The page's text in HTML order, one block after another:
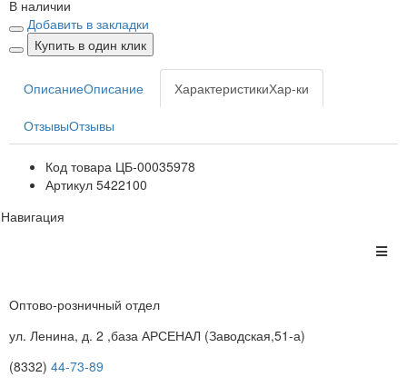
В наличии
Добавить в закладки
Купить в один клик
ОписаниеОписание ХарактеристикиХар-ки
ОтзывыОтзывы
Код товара ЦБ-00035978
Артикул 5422100
Навигация
Оптово-розничный отдел
ул. Ленина, д. 2 ,база АРСЕНАЛ (Заводская,51-а)
(8332) 44-73-89